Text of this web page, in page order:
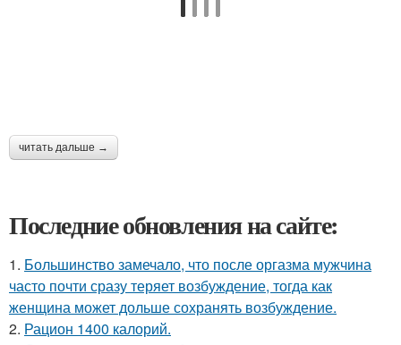
читать дальше →
Последние обновления на сайте:
1. Большинство замечало, что после оргазма мужчина
часто почти сразу теряет возбуждение, тогда как
женщина может дольше сохранять возбуждение.
2. Рацион 1400 калорий.